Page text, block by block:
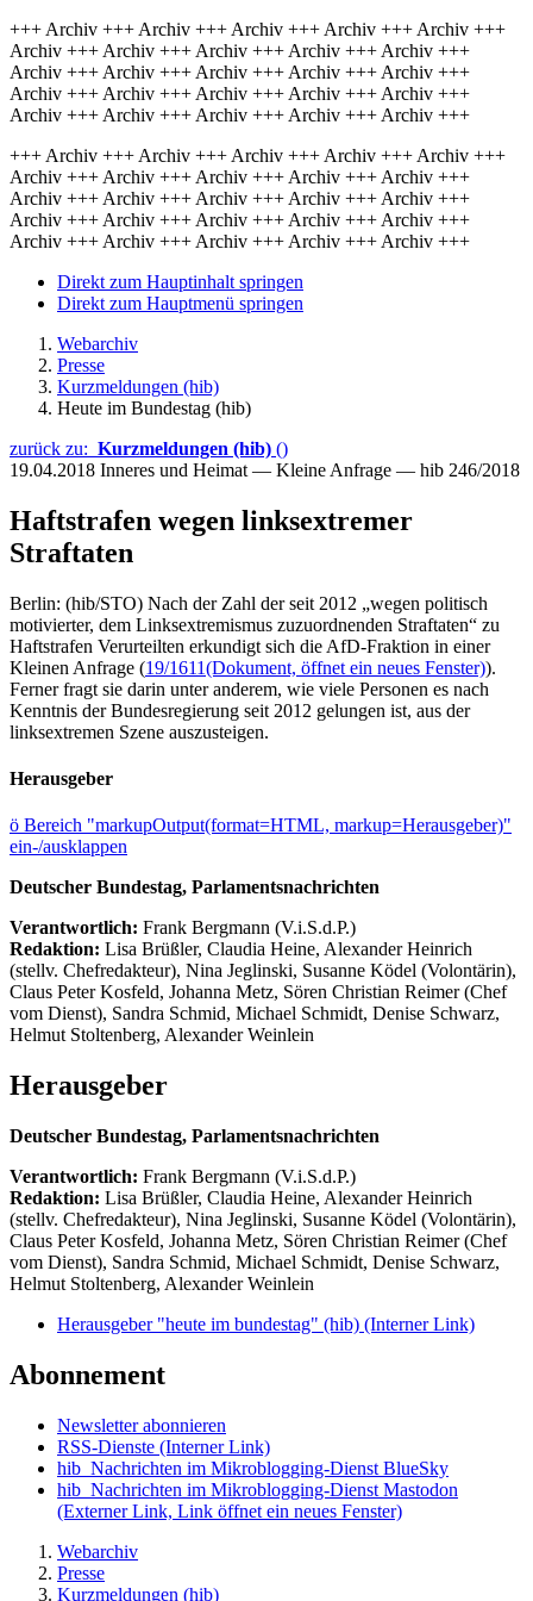
+++ Archiv +++ Archiv +++ Archiv +++ Archiv +++ Archiv +++
Archiv +++ Archiv +++ Archiv +++ Archiv +++ Archiv +++
Archiv +++ Archiv +++ Archiv +++ Archiv +++ Archiv +++
Archiv +++ Archiv +++ Archiv +++ Archiv +++ Archiv +++
Archiv +++ Archiv +++ Archiv +++ Archiv +++ Archiv +++
+++ Archiv +++ Archiv +++ Archiv +++ Archiv +++ Archiv +++
Archiv +++ Archiv +++ Archiv +++ Archiv +++ Archiv +++
Archiv +++ Archiv +++ Archiv +++ Archiv +++ Archiv +++
Archiv +++ Archiv +++ Archiv +++ Archiv +++ Archiv +++
Archiv +++ Archiv +++ Archiv +++ Archiv +++ Archiv +++
Direkt zum Hauptinhalt springen
Direkt zum Hauptmenü springen
Webarchiv
Presse
Kurzmeldungen (hib)
Heute im Bundestag (hib)
zurück zu: Kurzmeldungen (hib) ()
19.04.2018 Inneres und Heimat — Kleine Anfrage — hib 246/2018
Haftstrafen wegen linksextremer
Straftaten
Berlin: (hib/STO) Nach der Zahl der seit 2012 „wegen politisch
motivierter, dem Linksextremismus zuzuordnenden Straftaten“ zu
Haftstrafen Verurteilten erkundigt sich die AfD-Fraktion in einer
Kleinen Anfrage (19/1611(Dokument, öffnet ein neues Fenster)).
Ferner fragt sie darin unter anderem, wie viele Personen es nach
Kenntnis der Bundesregierung seit 2012 gelungen ist, aus der
linksextremen Szene auszusteigen.
Herausgeber
ö Bereich "markupOutput(format=HTML, markup=Herausgeber)"
ein-/ausklappen
Deutscher Bundestag, Parlamentsnachrichten
Verantwortlich: Frank Bergmann (V.i.S.d.P.)
Redaktion: Lisa Brüßler, Claudia Heine, Alexander Heinrich
(stellv. Chefredakteur), Nina Jeglinski, Susanne Ködel (Volontärin),
Claus Peter Kosfeld, Johanna Metz, Sören Christian Reimer (Chef
vom Dienst), Sandra Schmid, Michael Schmidt, Denise Schwarz,
Helmut Stoltenberg, Alexander Weinlein
Herausgeber
Deutscher Bundestag, Parlamentsnachrichten
Verantwortlich: Frank Bergmann (V.i.S.d.P.)
Redaktion: Lisa Brüßler, Claudia Heine, Alexander Heinrich
(stellv. Chefredakteur), Nina Jeglinski, Susanne Ködel (Volontärin),
Claus Peter Kosfeld, Johanna Metz, Sören Christian Reimer (Chef
vom Dienst), Sandra Schmid, Michael Schmidt, Denise Schwarz,
Helmut Stoltenberg, Alexander Weinlein
Herausgeber "heute im bundestag" (hib) (Interner Link)
Abonnement
Newsletter abonnieren
RSS-Dienste (Interner Link)
hib_Nachrichten im Mikroblogging-Dienst BlueSky
hib_Nachrichten im Mikroblogging-Dienst Mastodon
(Externer Link, Link öffnet ein neues Fenster)
Webarchiv
Presse
Kurzmeldungen (hib)